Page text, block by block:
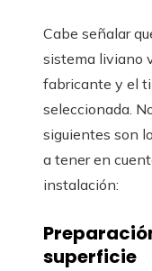
Cabe señalar
sistema liviano
fabricante y el
seleccionada.
siguientes son
a tener en
instalación:
superficie